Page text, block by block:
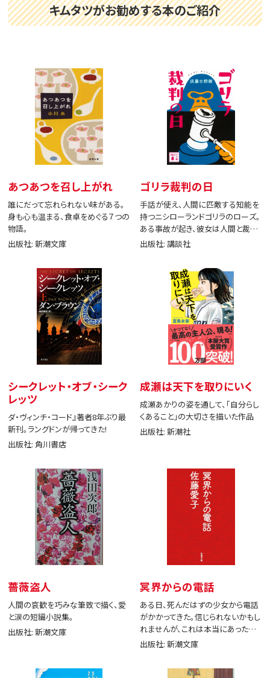
キムタツがお勧めする本のご紹介
あつあつを召し上がれ
誰にだって忘れられない味がある。
身も心も温まる、食卓をめぐる７つの
物語。
出版社: 新潮文庫
ゴリラ裁判の日
手話が使え、人間に匹敵する知能を
持つニシローランドゴリラのローズ。
ある事故が起き、彼女は人間と裁判
で闘う。
出版社: 講談社
シークレット・オブ・シーク
レッツ
ダ・ヴィンチ・コード』著者8年ぶり最
新刊。ラングドンが帰ってきた!
出版社: 角川書店
成瀬は天下を取りにいく
成瀬あかりの姿を通して、「自分らし
くあること」の大切さを描いた作品
出版社: 新潮社
薔薇盗人
人間の哀歓を巧みな筆致で描く、愛
と涙の短編小説集。
出版社: 新潮文庫
冥界からの電話
ある日、死んだはずの少女から電話
がかかってきた。信じられないかもし
れませんが、これは本当にあった出
来事です。
出版社: 新潮文庫